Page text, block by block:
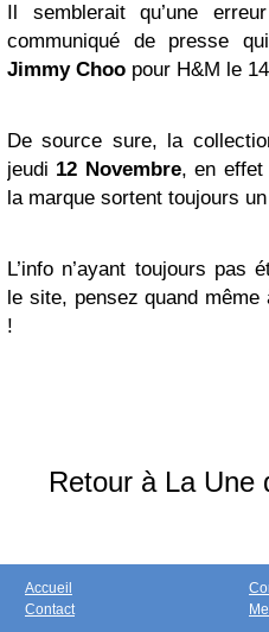
Il semblerait qu’une
communiqué de presse
Jimmy Choo pour H&M le
De source sure, la
jeudi 12 Novembre, en effet
la marque sortent toujours
L’info n’ayant toujours pas
le site, pensez quand
!
Retour à La Une
Accueil
Contact